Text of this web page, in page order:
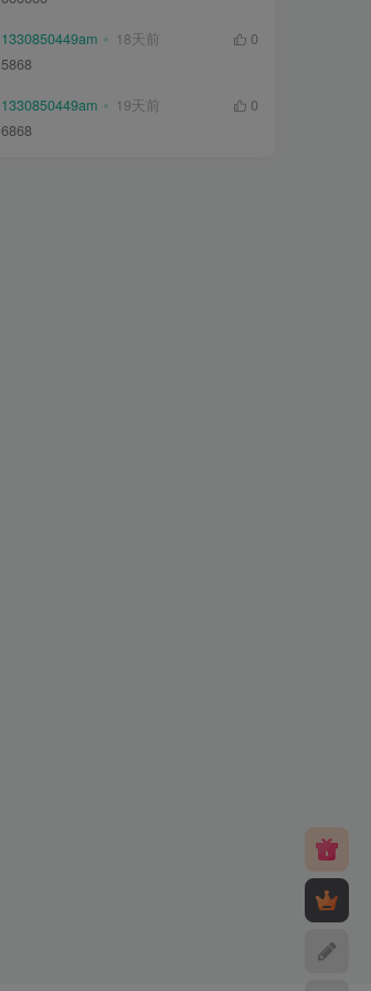
1330850449am 18天前
0
5868
1330850449am 19天前
0
6868